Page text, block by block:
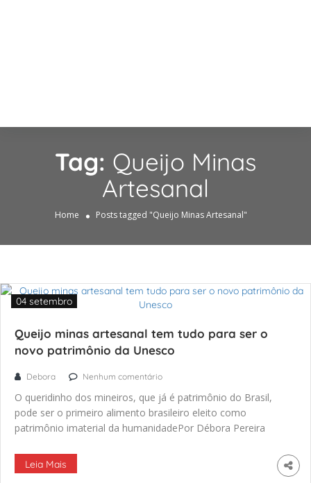
Tag: Queijo Minas
Artesanal
Home Posts tagged "Queijo Minas Artesanal"
Queijo minas artesanal tem tudo para ser o
novo patrimônio da Unesco
04 setembro
Debora Nenhum comentário
O queridinho dos mineiros, que já é patrimônio do Brasil,
pode ser o primeiro alimento brasileiro eleito como
patrimônio imaterial da humanidadePor Débora Pereira
estamos falando disso. Mas a reza está forte para o saber-
fazer queijo minas artesanal entrar para a nobre família do
Leia Mais